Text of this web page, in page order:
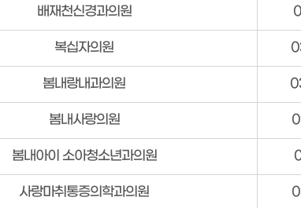
배재천신경과의원
복십자의원
봄내랑내과의원
봄내사랑의원
봄내아이 소아청소년과의원
사랑마취통증의학과의원